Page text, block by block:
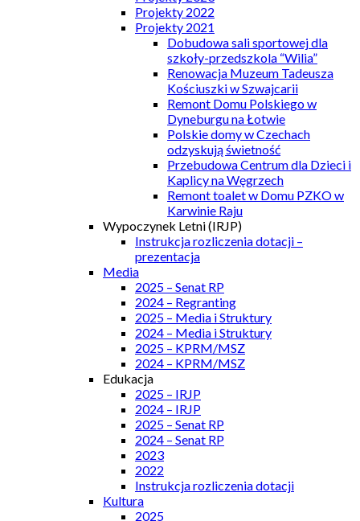
Projekty 2022
Projekty 2021
Dobudowa sali sportowej dla
szkoły-przedszkola “Wilia”
Renowacja Muzeum Tadeusza
Kościuszki w Szwajcarii
Remont Domu Polskiego w
Dyneburgu na Łotwie
Polskie domy w Czechach
odzyskują świetność
Przebudowa Centrum dla Dzieci i
Kaplicy na Węgrzech
Remont toalet w Domu PZKO w
Karwinie Raju
Wypoczynek Letni (IRJP)
Instrukcja rozliczenia dotacji –
prezentacja
Media
2025 – Senat RP
2024 – Regranting
2025 – Media i Struktury
2024 – Media i Struktury
2025 – KPRM/MSZ
2024 – KPRM/MSZ
Edukacja
2025 – IRJP
2024 – IRJP
2025 – Senat RP
2024 – Senat RP
2023
2022
Instrukcja rozliczenia dotacji
Kultura
2025